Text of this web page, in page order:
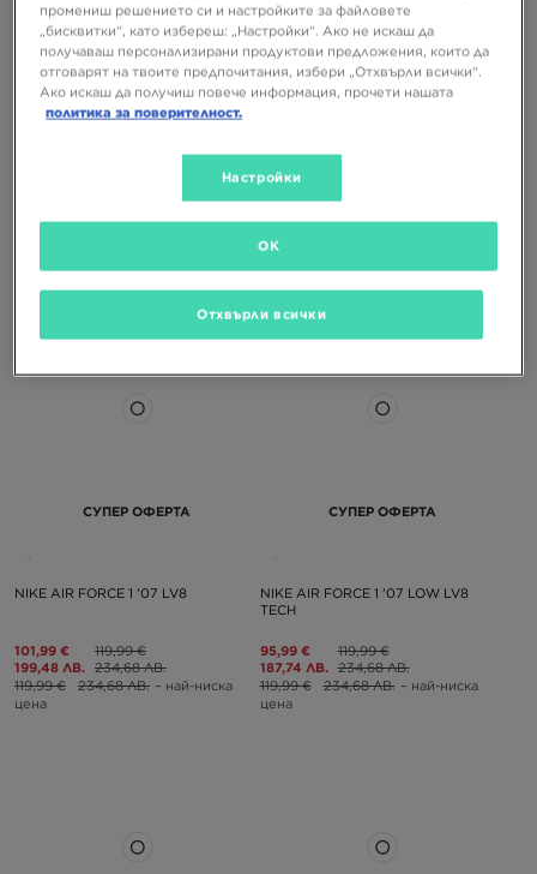
NIKE AIR FORCE LV8 (GS)
109,99 €
СУПЕР ОФЕРТА
NIKE AIR FORCE 1 '07 LV8
101,99 €
199,48 ЛВ.
119,99 €
234,68 ЛВ.
119,99 €
234,68 ЛВ. – най-ниска
цена
СУПЕР ОФЕРТА
NIKE AIR FORCE 1 '07 LOW LV8
TECH
95,99 €
187,74 ЛВ.
119,99 €
234,68 ЛВ.
119,99 €
234,68 ЛВ. – най-ниска
цена
промениш решението си и настройките за файловете
„бисквитки“, като избереш: „Настройки“. Ако не искаш да
получаваш персонализирани продуктови предложения, които да
отговарят на твоите предпочитания, избери „Отхвърли всички“.
Ако искаш да получиш повече информация, прочети нашата
политика за поверителност.
Настройки
Отхвърли всички
OK